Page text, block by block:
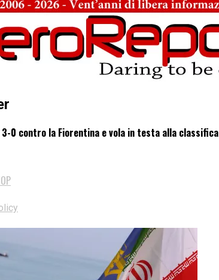
3-0 contro la Fiorentina e vola in testa alla classifica